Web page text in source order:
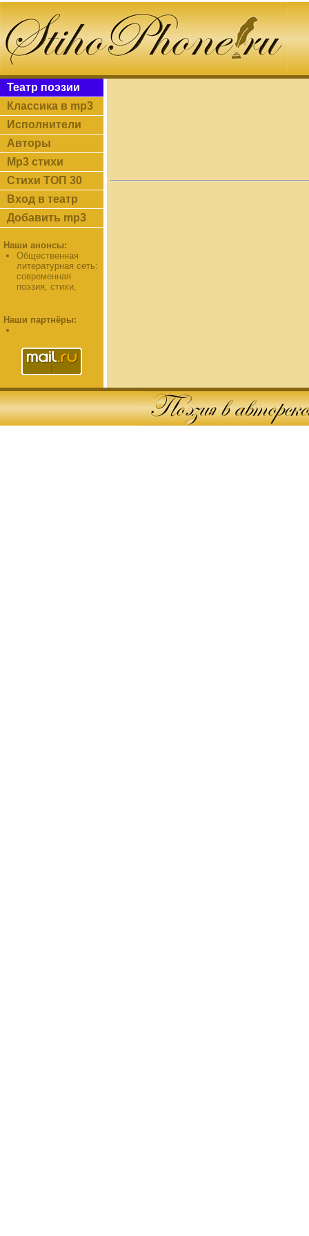
Театр поэзии
Классика в mp3
Исполнители
Авторы
Mp3 стихи
Стихи ТОП 30
Вход в театр
Добавить mp3
Наши анонсы:
Общественная
литературная сеть:
современная
поэзия, стихи,
Наши партнёры: